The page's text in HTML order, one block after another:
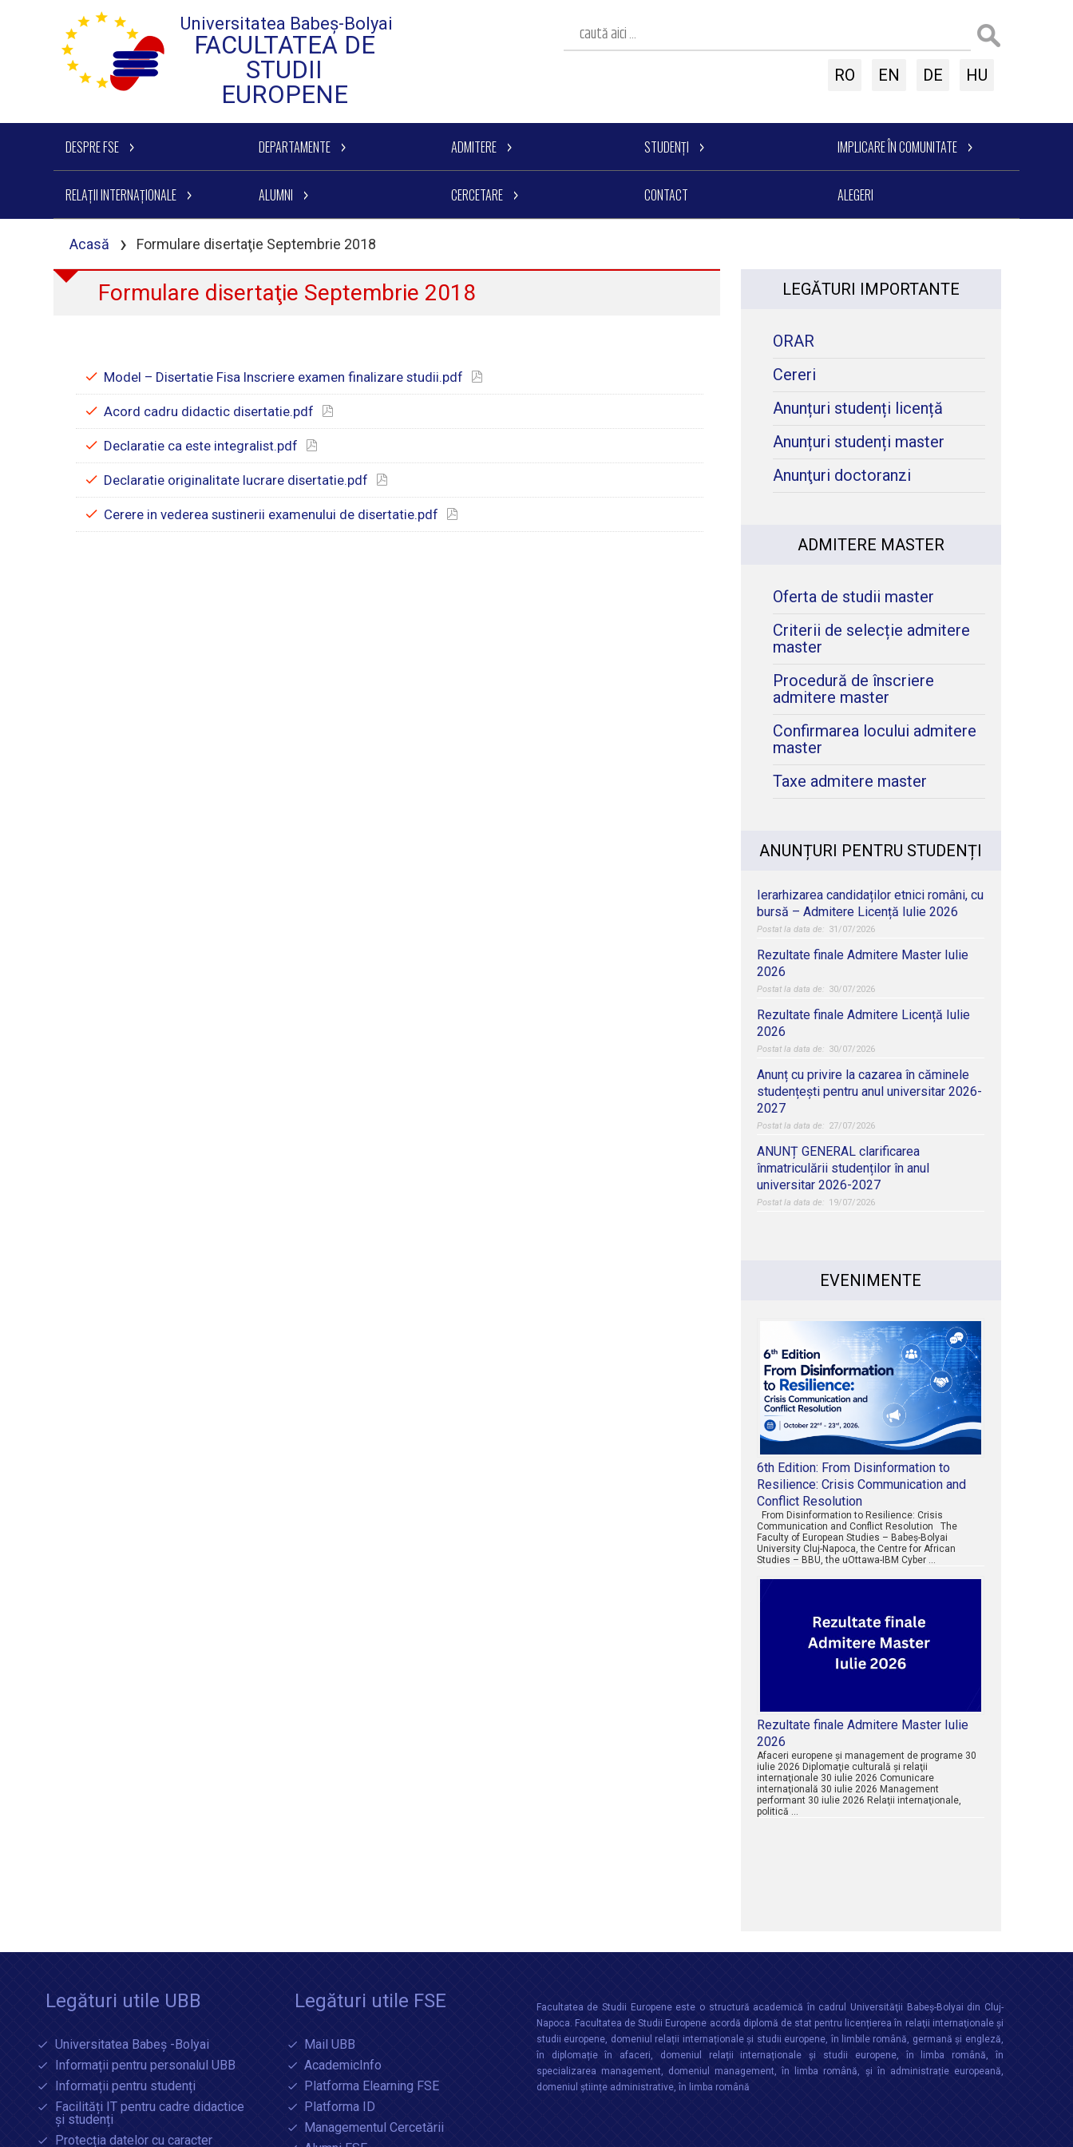
Universitatea Babeș-Bolyai
FACULTATEA DE
STUDII
EUROPENE
RO EN DE HU
DESPRE FSE DEPARTAMENTE ADMITERE STUDENȚI IMPLICARE ÎN COMUNITATE
RELAȚII INTERNAȚIONALE ALUMNI CERCETARE CONTACT ALEGERI
Acasă › Formulare disertaţie Septembrie 2018
Formulare disertaţie Septembrie 2018
Model – Disertatie Fisa Inscriere examen finalizare studii.pdf
Acord cadru didactic disertatie.pdf
Declaratie ca este integralist.pdf
Declaratie originalitate lucrare disertatie.pdf
Cerere in vederea sustinerii examenului de disertatie.pdf
LEGĂTURI IMPORTANTE
ORAR
Cereri
Anunțuri studenți licență
Anunțuri studenți master
Anunţuri doctoranzi
ADMITERE MASTER
Oferta de studii master
Criterii de selecție admitere
master
Procedură de înscriere
admitere master
Confirmarea locului admitere
master
Taxe admitere master
ANUNȚURI PENTRU STUDENȚI
Ierarhizarea candidaților etnici români, cu
bursă – Admitere Licență Iulie 2026
31/07/2026
Rezultate finale Admitere Master Iulie
2026
30/07/2026
Rezultate finale Admitere Licență Iulie
2026
30/07/2026
Anunț cu privire la cazarea în căminele
studențești pentru anul universitar 2026-
2027
27/07/2026
ANUNȚ GENERAL clarificarea
înmatriculării studenților în anul
universitar 2026-2027
19/07/2026
EVENIMENTE
6th Edition: From Disinformation to
Resilience: Crisis Communication and
Conflict Resolution
From Disinformation to Resilience: Crisis
Communication and Conflict Resolution The
Faculty of European Studies – Babeș-Bolyai
University Cluj-Napoca, the Centre for African
Studies – BBU, the uOttawa-IBM Cyber …
Rezultate finale Admitere Master Iulie
2026
Afaceri europene şi management de programe 30
iulie 2026 Diplomaţie culturală şi relaţii
internaţionale 30 iulie 2026 Comunicare
internaţională 30 iulie 2026 Management
performant 30 iulie 2026 Relaţii internaţionale,
politică …
Legături utile UBB
Universitatea Babeș -Bolyai
Informații pentru personalul UBB
Informații pentru studenți
Facilități IT pentru cadre didactice
și studenți
Protecția datelor cu caracter
Legături utile FSE
Mail UBB
AcademicInfo
Platforma Elearning FSE
Platforma ID
Managementul Cercetării
Facultatea de Studii Europene este o structură academică în cadrul Universităţii Babeș-Bolyai din Cluj-
Napoca. Facultatea de Studii Europene acordă diplomă de stat pentru licențierea în relaţii internaţionale şi
studii europene, domeniul relații internaționale şi studii europene, în limbile română, germană și engleză,
în diplomație în afaceri, domeniul relații internaționale și studii europene, în limba română, în
specializarea management, domeniul management, în limba română, și în administrație europeană,
domeniul științe administrative, în limba română